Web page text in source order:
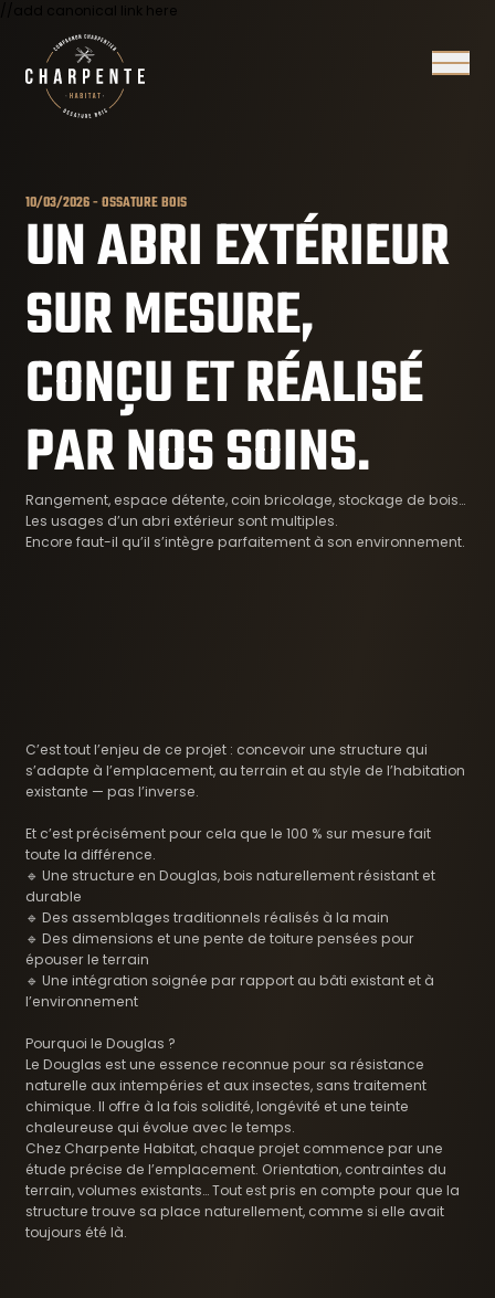
//add canonical link here
Ouvrir/
10/03/2026 - OSSATURE BOIS
UN ABRI EXTÉRIEUR
SUR MESURE,
CONÇU ET RÉALISÉ
PAR NOS SOINS.
Rangement, espace détente, coin bricolage, stockage de bois…
Les usages d’un abri extérieur sont multiples.
Encore faut-il qu’il s’intègre parfaitement à son environnement.
C’est tout l’enjeu de ce projet : concevoir une structure qui
s’adapte à l’emplacement, au terrain et au style de l’habitation
existante — pas l’inverse.
Et c’est précisément pour cela que le 100 % sur mesure fait
toute la différence.
🔹 Une structure en Douglas, bois naturellement résistant et
durable
🔹 Des assemblages traditionnels réalisés à la main
🔹 Des dimensions et une pente de toiture pensées pour
épouser le terrain
🔹 Une intégration soignée par rapport au bâti existant et à
l’environnement
Pourquoi le Douglas ?
Le Douglas est une essence reconnue pour sa résistance
naturelle aux intempéries et aux insectes, sans traitement
chimique. Il offre à la fois solidité, longévité et une teinte
chaleureuse qui évolue avec le temps.
Chez Charpente Habitat, chaque projet commence par une
étude précise de l’emplacement. Orientation, contraintes du
terrain, volumes existants… Tout est pris en compte pour que la
structure trouve sa place naturellement, comme si elle avait
toujours été là.